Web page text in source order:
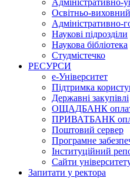
Освітньо-
Адміністративно-
Наукові підрозділи
Наукова бібліотека
Студмістечко
РЕСУРСИ
е-Університет
Підтримка
Державні закупівлі
ОЩАДБАНК
ПРИВАТБАНК
Поштовий сервер
Програмне
Інституційний
Сайти
Запитати у ректора